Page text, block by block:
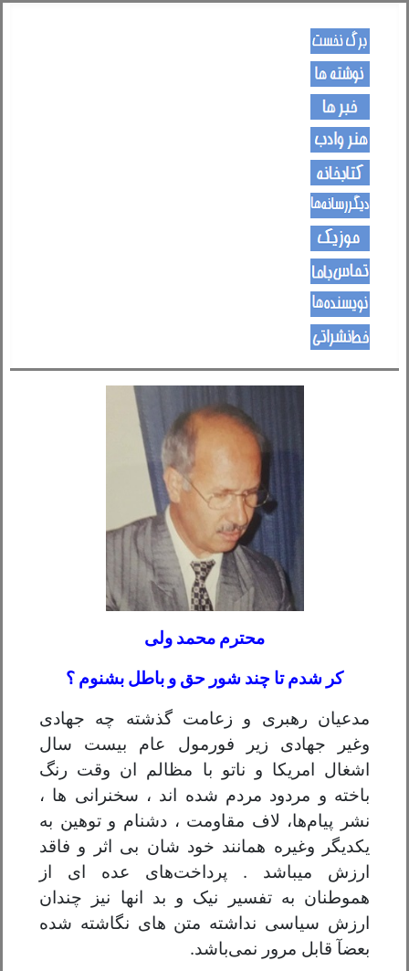
محترم محمد ولی
کر شدم تا چند شور حق و باطل بشنوم ؟
مدعیان رهبری و زعامت گذشته چه جهادی
وغیر جهادی زیر فورمول عام بیست سال
اشغال امریکا و ناتو با مظالم ان وقت رنگ
باخته و مردود مردم شده اند ، سخنرانی ها ،
نشر پیام‌ها، لاف مقاومت ، دشنام و توهین به
یکدیگر وغیره همانند خود شان بی اثر و فاقد
ارزش میباشد . پرداخت‌های عده ای از
هموطنان به تفسیر نیک و بد انها نیز چندان
ارزش سیاسی نداشته متن های نگاشته شده
بعضآ قابل مرور نمی‌باشد.